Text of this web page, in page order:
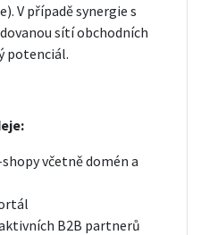
V případě synergie s
sítí obchodních
potenciál.
včetně domén a
B2B partnerů